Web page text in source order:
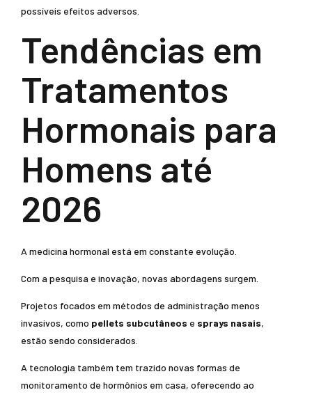
possíveis efeitos adversos.
Tendências em
Tratamentos
Hormonais para
Homens até
2026
A medicina hormonal está em constante evolução.
Com a pesquisa e inovação, novas abordagens surgem.
Projetos focados em métodos de administração menos
invasivos, como pellets subcutâneos e sprays nasais,
estão sendo considerados.
A tecnologia também tem trazido novas formas de
monitoramento de hormônios em casa, oferecendo ao